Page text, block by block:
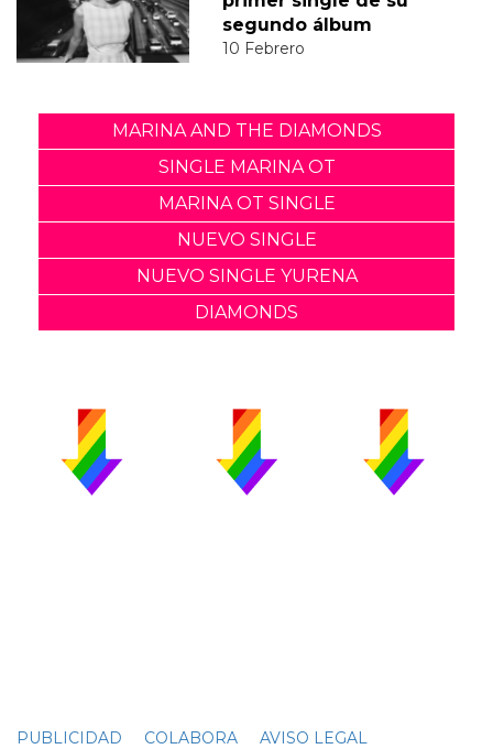
segundo álbum
10 Febrero
MARINA AND THE DIAMONDS
SINGLE MARINA OT
MARINA OT SINGLE
NUEVO SINGLE
NUEVO SINGLE YURENA
DIAMONDS
PUBLICIDAD COLABORA AVISO LEGAL